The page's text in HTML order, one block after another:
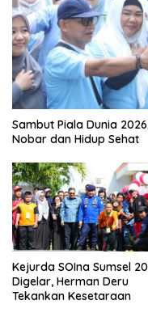
Sambut Piala Dunia
Nobar dan Hidup Sehat
Kejurda SOIna Sumsel
Digelar, Herman Deru
Tekankan Kesetaraan